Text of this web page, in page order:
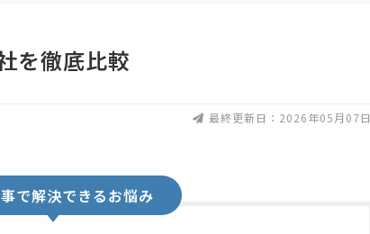
を徹底比較
最終更新日：2026年05月07日
で解決できるお悩み